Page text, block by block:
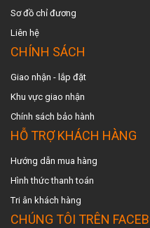
Sơ đồ chỉ đương
Liên hệ
CHÍNH SÁCH
Giao nhận - lắp đặt
Khu vực giao nhận
Chính sách bảo hành
HỖ TRỢ KHÁCH HÀNG
Hướng dẫn mua hàng
Hình thức thanh toán
Tri ân khách hàng
CHÚNG TÔI TRÊN